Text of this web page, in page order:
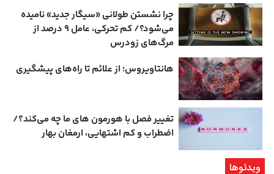
چرا نشستن طولانی «سیگار جدید» نامیده
می‌شود؟/ کم‌ تحرکی، عامل ۹ درصد از
مرگ‌های زودرس
هانتاویروس؛ از علائم تا راه‌های پیشگیری
تغییر فصل با هورمون‌ های ما چه می‌کند؟/
اضطراب و کم‌ اشتهایی، ارمغان بهار
ویدئوها